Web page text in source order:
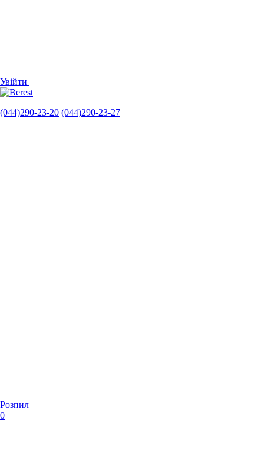
Увійти
(044)290-23-20 (044)290-23-27
Розпил
0